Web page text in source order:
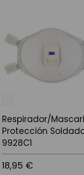
Respirador/
Protección
9928C1
18,95 €